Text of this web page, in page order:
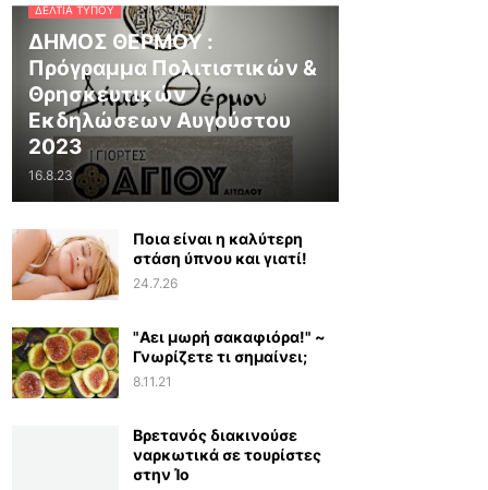
ΔΕΛΤΊΑ ΤΎΠΟΥ
ΔΗΜΟΣ ΘΕΡΜΟΥ :
Πρόγραμμα Πολιτιστικών &
Θρησκευτικών
Εκδηλώσεων Αυγούστου
2023
16.8.23
Ποια είναι η καλύτερη
στάση ύπνου και γιατί!
24.7.26
"Αει μωρή σακαφιόρα!" ~
Γνωρίζετε τι σημαίνει;
8.11.21
Βρετανός διακινούσε
ναρκωτικά σε τουρίστες
στην Ίο